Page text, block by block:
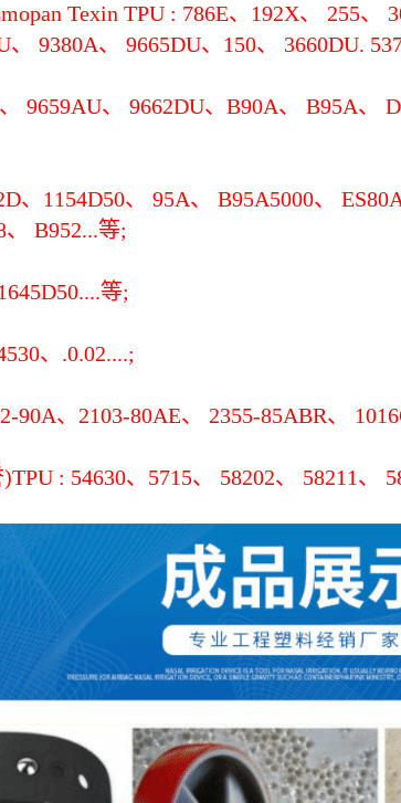
Texin TPU : 786E、192X、 255、
、 9380A、 9665DU、150、 3660DU.
9659AU、 9662DU、B90A、 B95A、
、1154D50、 95A、 B95A5000、
、 B952...等;
等;
、.0.02....;
90A、2103-80AE、 2355-85ABR、
: 54630、5715、 58202、 58211、